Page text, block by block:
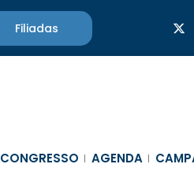
Filiadas
CONGRESSO AGENDA